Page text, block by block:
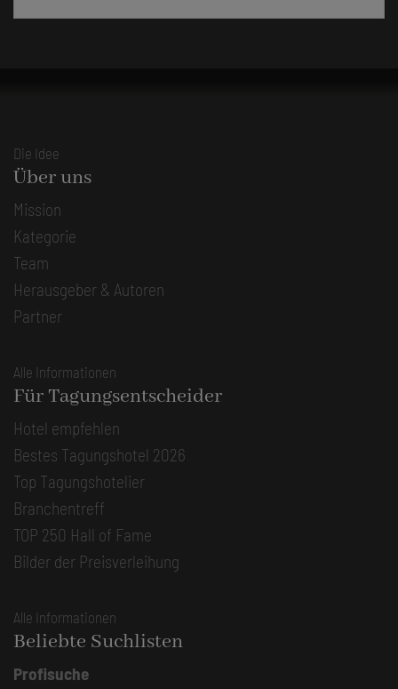
Die Idee
Über uns
Mission
Kategorie
Team
Herausgeber & Autoren
Partner
Alle Informationen
Für Tagungsentscheider
Hotel empfehlen
Bestes Tagungshotel 2026
Top Tagungshotelier
Branchentreff
TOP 250 Hall of Fame
Bilder der Preisverleihung
Alle Informationen
Beliebte Suchlisten
Profisuche